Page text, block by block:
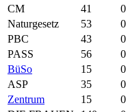
CM
41
Naturgesetz
53
PBC
43
PASS
56
BüSo
15
ASP
35
Zentrum
15